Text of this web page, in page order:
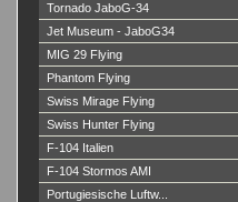
Tornado JaboG-34
Jet Museum - JaboG34
MIG 29 Flying
Phantom Flying
Swiss Mirage Flying
Swiss Hunter Flying
F-104 Italien
F-104 Stormos AMI
Portugiesische Luftw...